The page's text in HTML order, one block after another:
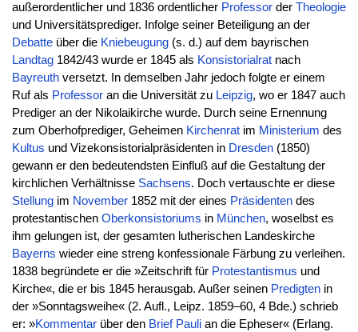
außerordentlicher und 1836 ordentlicher Professorder Theologie
und Universitätsprediger. Infolge seiner Beteiligung an der
Debatteüber die Kniebeugung(s. d.) auf dem bayrischen
Landtag1842/43 wurde er 1845 als Konsistorialratnach
Bayreuthversetzt. In demselben Jahr jedoch folgte er einem
Ruf als Professoran die Universität zu Leipzig, wo er 1847 auch
Prediger an der Nikolaikirche wurde. Durch seine Ernennung
zum Oberhofprediger, Geheimen Kirchenratim Ministerium des
Kultus und Vizekonsistorialpräsidenten in Dresden(1850)
gewann er den bedeutendsten Einfluß auf die Gestaltung der
kirchlichen Verhältnisse Sachsens. Doch vertauschte er diese
Stellungim November1852 mit der eines Präsidentendes
protestantischen Oberkonsistoriums in München, woselbst es
ihm gelungen ist, der gesamten lutherischen Landeskirche
Bayerns wieder eine streng konfessionale Färbung zu verleihen.
1838 begründete er die »Zeitschrift für Protestantismus und
Kirche«, die er bis 1845 herausgab. Außer seinen Predigtenin
der »Sonntagsweihe« (2. Aufl., Leipz. 1859–60, 4 Bde.) schrieb
er: »Kommentarüber den Brief Paulian die Epheser« (Erlang.